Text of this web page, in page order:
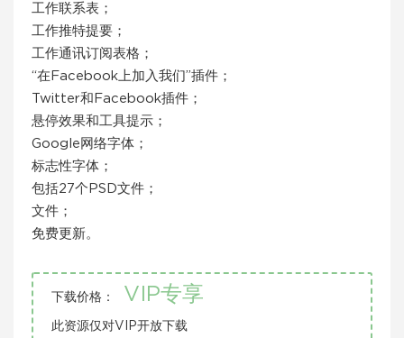
工作联系表；
工作推特提要；
工作通讯订阅表格；
“在Facebook上加入我们”插件；
Twitter和Facebook插件；
悬停效果和工具提示；
Google网络字体；
标志性字体；
包括27个PSD文件；
文件；
免费更新。
下载价格： VIP专享
此资源仅对VIP开放下载